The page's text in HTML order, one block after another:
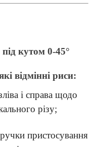
кутом 0-45°
відмінні риси:
і справа щодо
різу;
пристосування